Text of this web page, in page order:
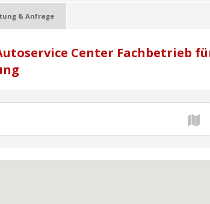
& Anfrage
Center Fachbetrieb